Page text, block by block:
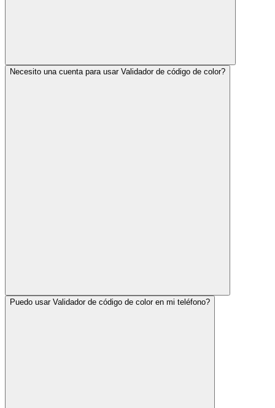
Necesito una cuenta para usar Validador de código de color?
Puedo usar Validador de código de color en mi teléfono?